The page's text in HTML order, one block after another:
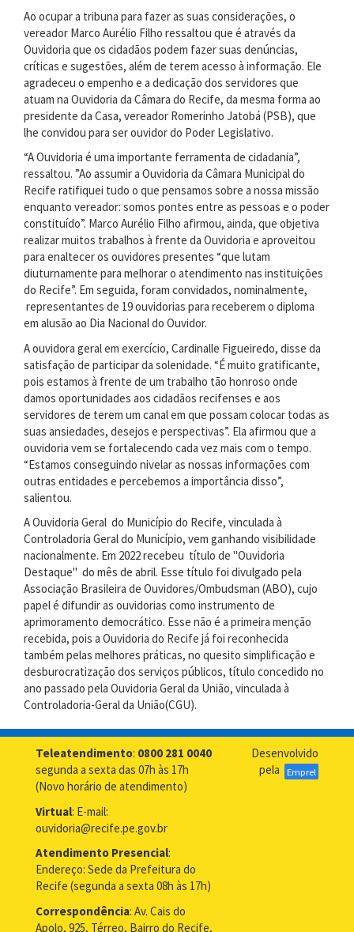
Ao ocupar a tribuna para fazer as suas considerações, o
vereador Marco Aurélio Filho ressaltou que é através da
Ouvidoria que os cidadãos podem fazer suas denúncias,
críticas e sugestões, além de terem acesso à informação. Ele
agradeceu o empenho e a dedicação dos servidores que
atuam na Ouvidoria da Câmara do Recife, da mesma forma ao
presidente da Casa, vereador Romerinho Jatobá (PSB), que
lhe convidou para ser ouvidor do Poder Legislativo.
“A Ouvidoria é uma importante ferramenta de cidadania”,
ressaltou. ”Ao assumir a Ouvidoria da Câmara Municipal do
Recife ratifiquei tudo o que pensamos sobre a nossa missão
enquanto vereador: somos pontes entre as pessoas e o poder
constituído”. Marco Aurélio Filho afirmou, ainda, que objetiva
realizar muitos trabalhos à frente da Ouvidoria e aproveitou
para enaltecer os ouvidores presentes “que lutam
diuturnamente para melhorar o atendimento nas instituições
do Recife”. Em seguida, foram convidados, nominalmente,
representantes de 19 ouvidorias para receberem o diploma
em alusão ao Dia Nacional do Ouvidor.
A ouvidora geral em exercício, Cardinalle Figueiredo, disse da
satisfação de participar da solenidade. “É muito gratificante,
pois estamos à frente de um trabalho tão honroso onde
damos oportunidades aos cidadãos recifenses e aos
servidores de terem um canal em que possam colocar todas as
suas ansiedades, desejos e perspectivas”. Ela afirmou que a
ouvidoria vem se fortalecendo cada vez mais com o tempo.
“Estamos conseguindo nivelar as nossas informações com
outras entidades e percebemos a importância disso”,
salientou.
A Ouvidoria Geral do Município do Recife, vinculada à
Controladoria Geral do Município, vem ganhando visibilidade
nacionalmente. Em 2022 recebeu título de "Ouvidoria
Destaque" do mês de abril. Esse título foi divulgado pela
Associação Brasileira de Ouvidores/Ombudsman (ABO), cujo
papel é difundir as ouvidorias como instrumento de
aprimoramento democrático. Esse não é a primeira menção
recebida, pois a Ouvidoria do Recife já foi reconhecida
também pelas melhores práticas, no quesito simplificação e
desburocratização dos serviços públicos, título concedido no
ano passado pela Ouvidoria Geral da União, vinculada à
Controladoria-Geral da União(CGU).
Teleatendimento: 0800 281 0040
segunda a sexta das 07h às 17h
(Novo horário de atendimento)
Virtual: E-mail:
ouvidoria@recife.pe.gov.br
Atendimento Presencial:
Endereço: Sede da Prefeitura do
Recife (segunda a sexta 08h às 17h)
Correspondência: Av. Cais do
Apolo, 925, Térreo, Bairro do Recife,
Desenvolvido
pela
Emprel